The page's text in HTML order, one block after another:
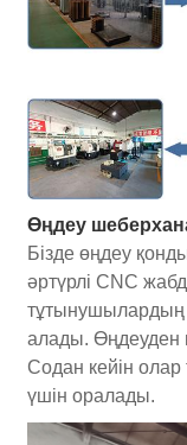
Өңдеу
Бізде өңдеу
әртүрлі CNC
тұтынушылардың
алады. Өңдеуден
Содан кейін олар
үшін оралады.